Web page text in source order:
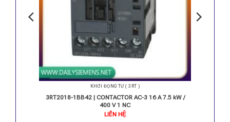
KHỞI ĐỘNG TỪ ( 3RT )
3RT2018-1BB42 | CONTACTOR AC-3 16 A 7.5 kW /
400 V 1 NC
LIÊN HỆ